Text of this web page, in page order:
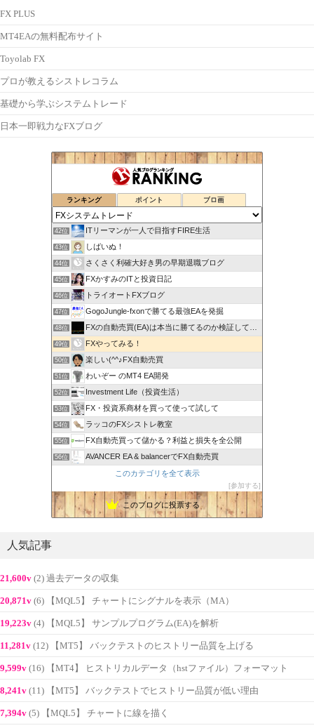
FX PLUS
MT4EAの無料配布サイト
Toyolab FX
プロが教えるシストレコラム
基礎から学ぶシステムトレード
日本一即戦力なFXブログ
ランキング ポイント ブロ画
42位 ITリーマンが一人で目指すFIRE生活
43位 しばいぬ！
44位 さくさく利確大好き男の早期退職ブログ
45位 FXかすみのITと投資日記
46位 トライオートFXブログ
47位 GogoJungle-fxonで勝てる最強EAを発掘
48位 FXの自動売買(EA)は本当に勝てるのか検証してみた
49位 FXやってみる！
50位 楽しい(^^♪FX自動売買
51位 わいぞー のMT4 EA開発
52位 Investment Life（投資生活）
53位 FX・投資系商材を買って使って試して
54位 ラッコのFXシストレ教室
55位 FX自動売買って儲かる？利益と損失を全公開
56位 AVANCER EA & balancerでFX自動売買
このカテゴリを全て表示
参加する
このブログに投票する
人気記事
21,600v (2) 過去データの収集
20,871v (6) 【MQL5】 チャートにシグナルを表示（MA）
19,223v (4) 【MQL5】 サンプルプログラム(EA)を解析
11,281v (12) 【MT5】 バックテストのヒストリー品質を上げる
9,599v (16) 【MT4】 ヒストリカルデータ（hstファイル）フォーマット
8,241v (11) 【MT5】 バックテストでヒストリー品質が低い理由
7,394v (5) 【MQL5】 チャートに線を描く